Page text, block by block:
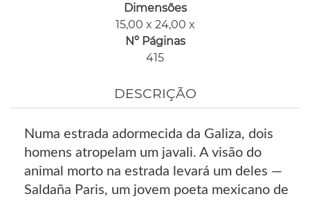
Dimensões
15,00 x 24,00 x
Nº Páginas
415
DESCRIÇÃO
Numa estrada adormecida da Galiza, dois
homens atropelam um javali. A visão do
animal morto na estrada levará um deles —
Saldaña Paris, um jovem poeta mexicano de